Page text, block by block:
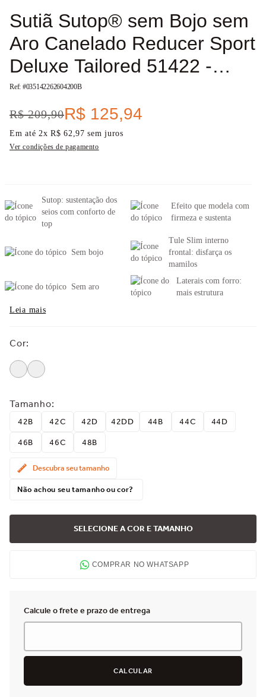
Sutiã Sutop® sem Bojo sem
Aro Canelado Reducer Sport
Deluxe Tailored 51422 -
Peça Promocional
Ref: #035142262604200B
R$ 209,90R$ 125,94
Em até 2xR$ 62,97 sem juros
Ver condições de pagamento
Sutop: sustentação dos
seios com conforto de
top
Sem bojo
Sem aro
Efeito que modela com
firmeza e sustenta
Tule Slim interno
frontal: disfarça os
mamilos
Laterais com forro:
mais estrutura
Leia mais
Cor:
Tamanho:
42B 42C 42D 42DD 44B 44C 44D
46B 46C 48B
Descubra seu tamanho
Não achou seu tamanho ou cor?
SELECIONE A COR E TAMANHO
COMPRAR NO WHATSAPP